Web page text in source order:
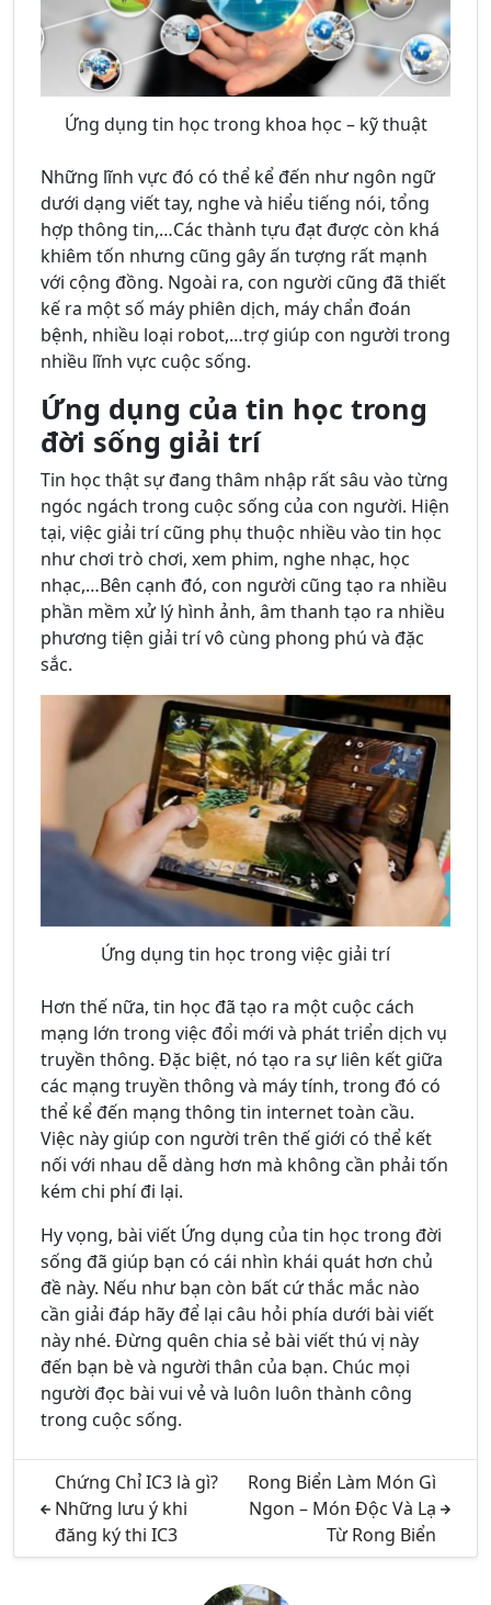
Ứng dụng tin học trong khoa học – kỹ thuật
Những lĩnh vực đó có thể kể đến như ngôn ngữ
dưới dạng viết tay, nghe và hiểu tiếng nói, tổng
hợp thông tin,…Các thành tựu đạt được còn khá
khiêm tốn nhưng cũng gây ấn tượng rất mạnh
với cộng đồng. Ngoài ra, con người cũng đã thiết
kế ra một số máy phiên dịch, máy chẩn đoán
bệnh, nhiều loại robot,…trợ giúp con người trong
nhiều lĩnh vực cuộc sống.
Ứng dụng của tin học trong
đời sống giải trí
Tin học thật sự đang thâm nhập rất sâu vào từng
ngóc ngách trong cuộc sống của con người. Hiện
tại, việc giải trí cũng phụ thuộc nhiều vào tin học
như chơi trò chơi, xem phim, nghe nhạc, học
nhạc,…Bên cạnh đó, con người cũng tạo ra nhiều
phần mềm xử lý hình ảnh, âm thanh tạo ra nhiều
phương tiện giải trí vô cùng phong phú và đặc
sắc.
Ứng dụng tin học trong việc giải trí
Hơn thế nữa, tin học đã tạo ra một cuộc cách
mạng lớn trong việc đổi mới và phát triển dịch vụ
truyền thông. Đặc biệt, nó tạo ra sự liên kết giữa
các mạng truyền thông và máy tính, trong đó có
thể kể đến mạng thông tin internet toàn cầu.
Việc này giúp con người trên thế giới có thể kết
nối với nhau dễ dàng hơn mà không cần phải tốn
kém chi phí đi lại.
Hy vọng, bài viết Ứng dụng của tin học trong đời
sống đã giúp bạn có cái nhìn khái quát hơn chủ
đề này. Nếu như bạn còn bất cứ thắc mắc nào
cần giải đáp hãy để lại câu hỏi phía dưới bài viết
này nhé. Đừng quên chia sẻ bài viết thú vị này
đến bạn bè và người thân của bạn. Chúc mọi
người đọc bài vui vẻ và luôn luôn thành công
trong cuộc sống.
Chứng Chỉ IC3 là gì?
Những lưu ý khi
đăng ký thi IC3
Rong Biển Làm Món Gì
Ngon – Món Độc Và Lạ
Từ Rong Biển